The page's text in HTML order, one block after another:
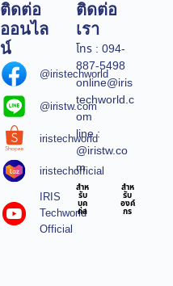
ติดต่อ
ออนไล
น์
@iristechworld
@iristw.com
iristechworld
iristechofficial
IRIS
Techworld
Official
ติดต่อ
เรา
โทร : 094-
887-5498
online@iris
techworld.c
om
line :
@iristw.co
m
สำห
รับ
บุค
คล
สำห
รับ
องค์
กร